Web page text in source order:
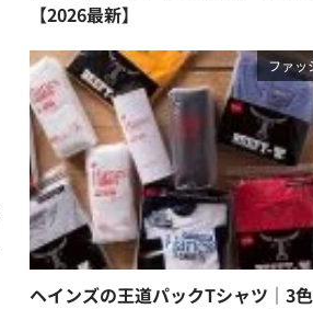
【2026最新】
ファッ
ヘインズの王道パックTシャツ｜3